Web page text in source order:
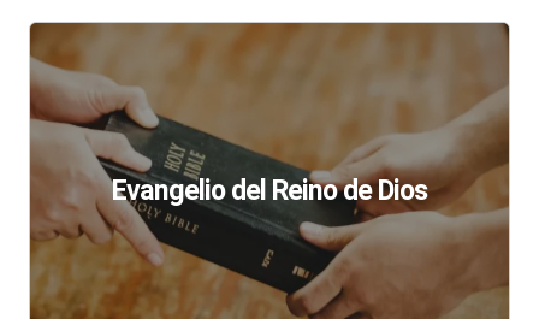
Evangelio del Reino de Dios